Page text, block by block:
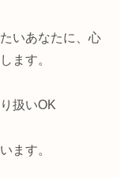
いあなたに、心
ます。
扱いOK
ます。